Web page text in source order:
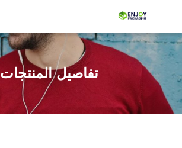
تفاصيل المنتجات